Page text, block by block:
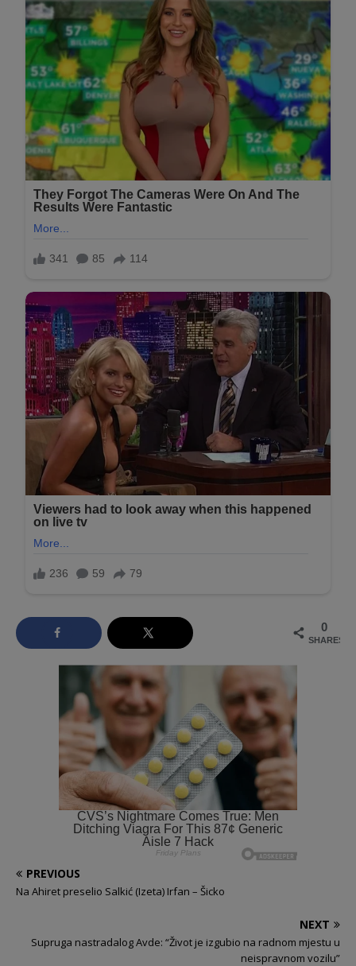
0
SHARES
PREVIOUS
Na Ahiret preselio Salkić (Izeta) Irfan – Šicko
NEXT
Supruga nastradalog Avde: “Život je izgubio na radnom mjestu u
neispravnom vozilu”